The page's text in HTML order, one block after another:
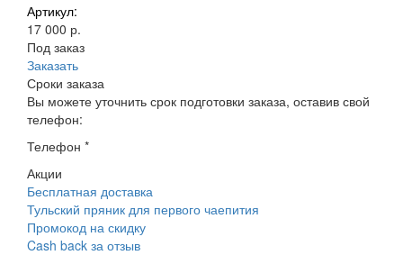
Артикул:
17 000 р.
Под заказ
Заказать
Сроки заказа
Вы можете уточнить срок подготовки заказа, оставив свой
телефон:
Телефон *
Акции
Бесплатная доставка
Тульский пряник для первого чаепития
Промокод на скидку
Cash back за отзыв